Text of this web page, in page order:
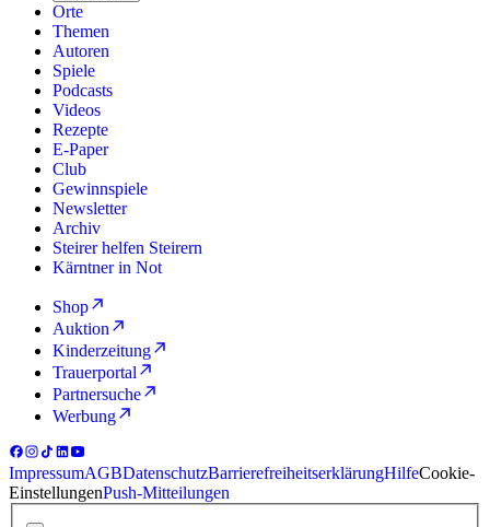
Orte
Themen
Autoren
Spiele
Podcasts
Videos
Rezepte
E-Paper
Club
Gewinnspiele
Newsletter
Archiv
Steirer helfen Steirern
Kärntner in Not
Shop
Auktion
Kinderzeitung
Trauerportal
Partnersuche
Werbung
ImpressumAGBDatenschutzBarrierefreiheitserklärungHilfeCookie-
EinstellungenPush-Mitteilungen